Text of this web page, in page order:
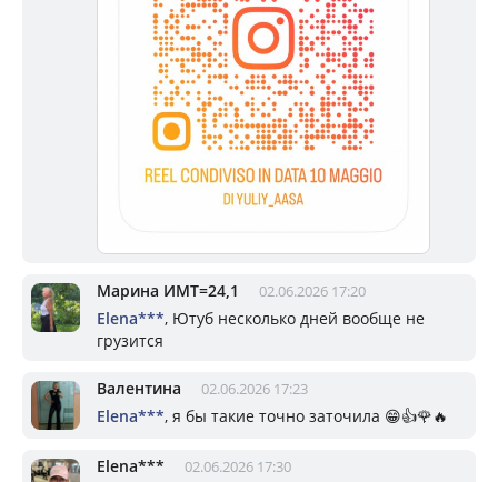
Марина ИМТ=24,1 02.06.2026 17:20
Elena***, Ютуб несколько дней вообще не
грузится
Валентина 02.06.2026 17:23
Elena***, я бы такие точно заточила 😁👍🌹🔥
Elena*** 02.06.2026 17:30